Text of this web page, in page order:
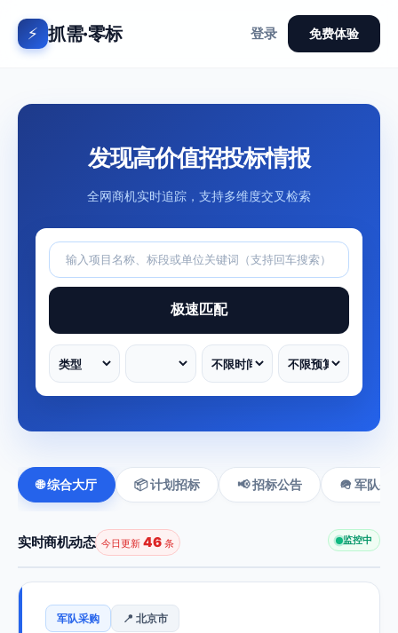
⚡ 抓需·零标 登录 免费体验
发现高价值招投标情报
全网商机实时追踪，支持多维度交叉检索
极速匹配
🌐 综合大厅 📦 计划招标 📢 招标公告 🪖 军队采
实时商机动态 今日更新 46 条 监控中
军队采购 📍 北京市